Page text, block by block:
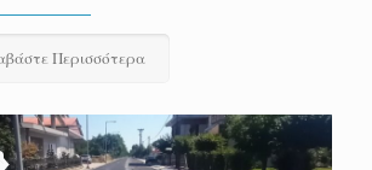
Περισσότερα